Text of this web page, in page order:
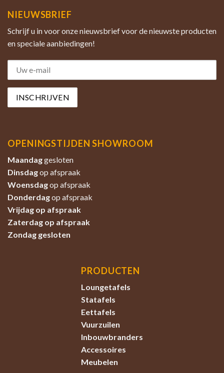
NIEUWSBRIEF
Schrijf u in voor onze nieuwsbrief voor de nieuwste producten
en speciale aanbiedingen!
OPENINGSTIJDEN SHOWROOM
Maandaggesloten
Dinsdagop afspraak
Woensdagop afspraak
Donderdagop afspraak
Vrijdag op afspraak
Zaterdag op afspraak
Zondag gesloten
PRODUCTEN
Loungetafels
Statafels
Eettafels
Vuurzuilen
Inbouwbranders
Accessoires
Meubelen